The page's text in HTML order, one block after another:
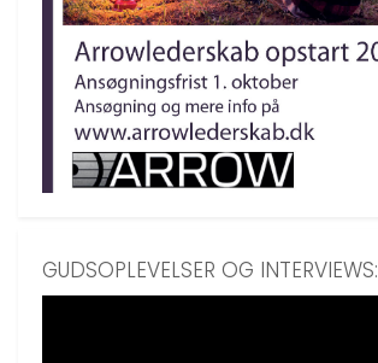
GUDSOPLEVELSER OG INTERVIEWS: